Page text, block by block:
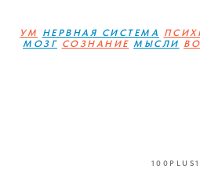
УМ НЕРВНАЯ СИСТЕМА
МОЗГ СОЗНАНИЕ МЫСЛИ
100PLUS1